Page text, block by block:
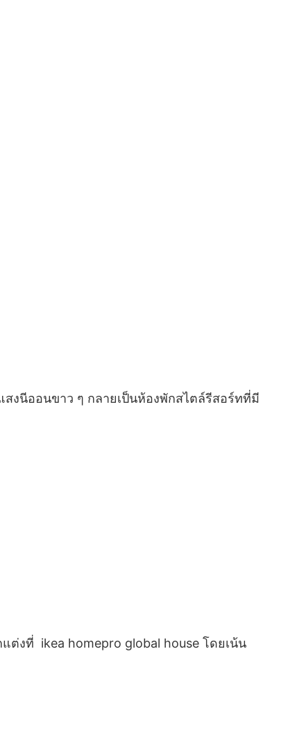
งนีออนขาว ๆ กลายเป็นห้องพักสไตล์รีสอร์ทที่มี
แต่งที่ ikea homepro global house โดยเน้น